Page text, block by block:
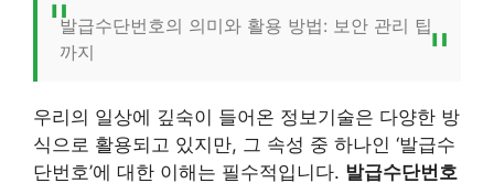
발급수단번호의 의미와 활용 방법: 보안 관리 팁
까지
우리의 일상에 깊숙이 들어온 정보기술은 다양한 방
식으로 활용되고 있지만, 그 속성 중 하나인 ‘발급수
단번호’에 대한 이해는 필수적입니다. 발급수단번호